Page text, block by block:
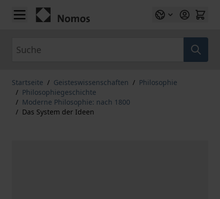
Zum Inhalt springen
Startseite / Geisteswissenschaften / Philosophie
/ Philosophiegeschichte
/ Moderne Philosophie: nach 1800
/ Das System der Ideen